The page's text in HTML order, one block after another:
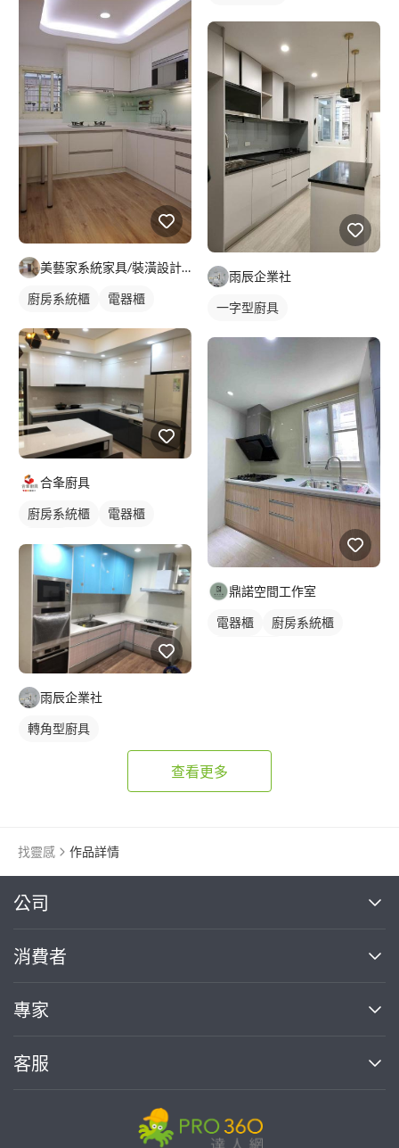
美藝家系統家具/裝潢設計/統包服務
廚房系統櫃 電器櫃
合夆廚具
廚房系統櫃
電器櫃
雨辰企業社
轉角型廚具
雨辰企業社
一字型廚具
鼎諾空間工作室
電器櫃
廚房系統櫃
查看更多
找靈感 作品詳情
公司
關於我們
部落格
加入我們
消費者
買服務
熱門服務
專家
案件中心
客服
繼續完成